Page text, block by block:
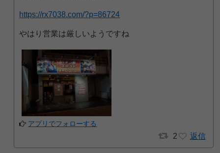
https://rx7038.com/?p=86724
やはり営業は厳しいようですね
アプリでフォローする
2 返信